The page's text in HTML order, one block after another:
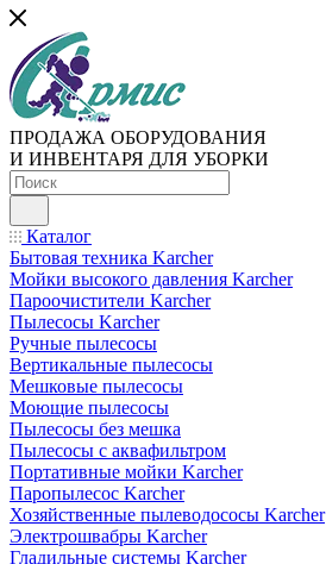
ПРОДАЖА ОБОРУДОВАНИЯ
И ИНВЕНТАРЯ ДЛЯ УБОРКИ
Каталог
Бытовая техника Karcher
Мойки высокого давления Karcher
Пароочистители Karcher
Пылесосы Karcher
Ручные пылесосы
Вертикальные пылесосы
Мешковые пылесосы
Моющие пылесосы
Пылесосы без мешка
Пылесосы с аквафильтром
Портативные мойки Karcher
Паропылесос Karcher
Хозяйственные пылеводососы Karcher
Электрошвабры Karcher
Гладильные системы Karcher